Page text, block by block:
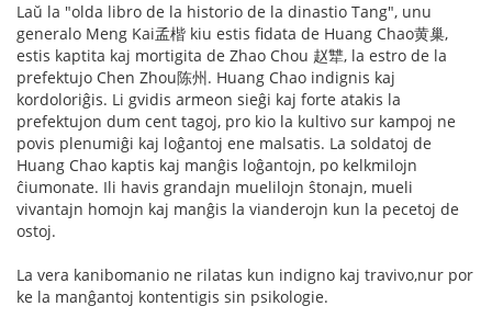
Laŭ la "olda libro de la historio de la dinastio Tang", unu
generalo Meng Kai孟楷 kiu estis fidata de Huang Chao黄巢,
estis kaptita kaj mortigita de Zhao Chou 赵犨, la estro de la
prefektujo Chen Zhou陈州. Huang Chao indignis kaj
kordoloriĝis. Li gvidis armeon sieĝi kaj forte atakis la
prefektujon dum cent tagoj, pro kio la kultivo sur kampoj ne
povis plenumiĝi kaj loĝantoj ene malsatis. La soldatoj de
Huang Chao kaptis kaj manĝis loĝantojn, po kelkmilojn
ĉiumonate. Ili havis grandajn muelilojn ŝtonajn, mueli
vivantajn homojn kaj manĝis la vianderojn kun la pecetoj de
ostoj.
La vera kanibomanio ne rilatas kun indigno kaj travivo,nur por
ke la manĝantoj kontentigis sin psikologie.